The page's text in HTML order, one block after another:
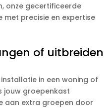
onze gecertificeerde
met precisie en expertise
of uitbreiden
in een woning of
jouw groepenkast
aan extra groepen door